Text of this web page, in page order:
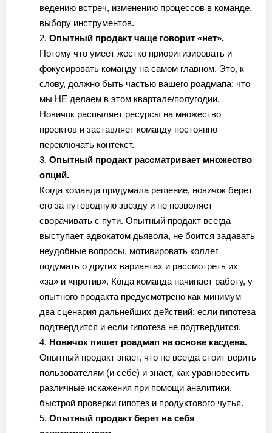
ведению встреч, изменению процессов в команде,
выбору инструментов.
Опытный продакт чаще говорит «нет».
Потому что умеет жестко приоритизировать и
фокусировать команду на самом главном. Это, к
слову, должно быть частью вашего роадмапа: что
мы НЕ делаем в этом квартале/полугодии.
Новичок распыляет ресурсы на множество
проектов и заставляет команду постоянно
переключать контекст.
Опытный продакт рассматривает множество
опций.
Когда команда придумала решение, новичок берет
его за путеводную звезду и не позволяет
сворачивать с пути. Опытный продакт всегда
выступает адвокатом дьявола, не боится задавать
неудобные вопросы, мотивировать коллег
подумать о других вариантах и рассмотреть их
«за» и «против». Когда команда начинает работу, у
опытного продакта предусмотрено как минимум
два сценария дальнейших действий: если гипотеза
подтвердится и если гипотеза не подтвердится.
Новичок пишет роадмап на основе касдева.
Опытный продакт знает, что не всегда стоит верить
пользователям (и себе) и знает, как уравновесить
различные искажения при помощи аналитики,
быстрой проверки гипотез и продуктового чутья.
Опытный продакт берет на себя